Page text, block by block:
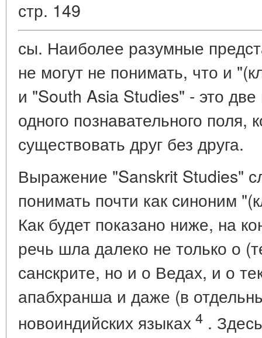
стр. 149
сы. Наиболее разумные
не могут не понимать, что и
и "South Asia Studies" - это
одного познавательного поля,
существовать друг без друга.
Выражение "Sanskrit Studies"
понимать почти как синоним
Как будет показано ниже, на
речь шла далеко не только о
санскрите, но и о Ведах, и о
апабхранша и даже (в
новоиндийских языках 4 .